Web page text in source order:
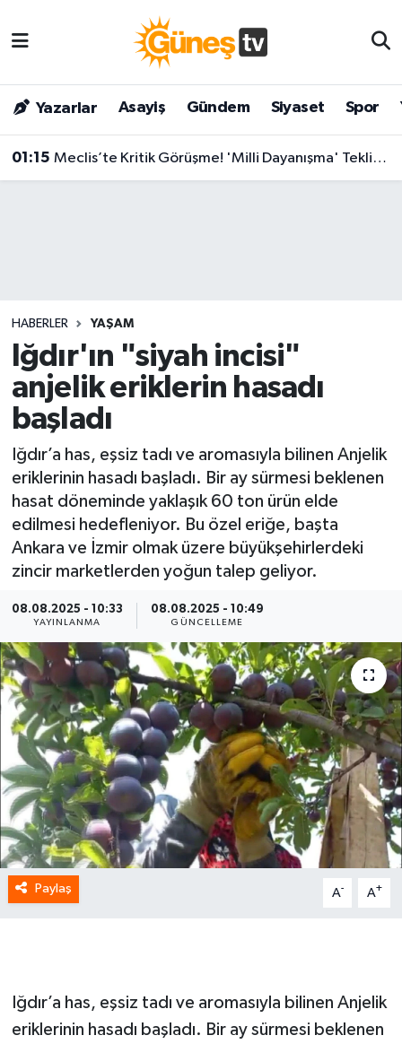
Yazarlar Asayiş Gündem Siyaset Spor
01:15 Meclis’te Kritik Görüşme! 'Milli Dayanışma' Teklifinde Tansiyon Yükseldi: Parti Temsilcilerinden Peş Peşe Açıklamalar
HABERLER YAŞAM
Iğdır'ın "siyah incisi"
anjelik eriklerin hasadı
başladı
Iğdır’a has, eşsiz tadı ve aromasıyla bilinen Anjelik
eriklerinin hasadı başladı. Bir ay sürmesi beklenen
hasat döneminde yaklaşık 60 ton ürün elde
edilmesi hedefleniyor. Bu özel eriğe, başta
Ankara ve İzmir olmak üzere büyükşehirlerdeki
zincir marketlerden yoğun talep geliyor.
08.08.2025 - 10:33
YAYINLANMA
08.08.2025 - 10:49
GÜNCELLEME
Paylaş A- A+
Iğdır’a has, eşsiz tadı ve aromasıyla bilinen Anjelik
eriklerinin hasadı başladı. Bir ay sürmesi beklenen
Bilim & Teknoloji
Dünya
Magazin
Siyaset
Spor
Yaşam
Malatya Nöbetçi Eczaneler
Malatya Hava Durumu
Malatya Namaz Vakitleri
Son Dakika Haberleri
Haber Arşivi